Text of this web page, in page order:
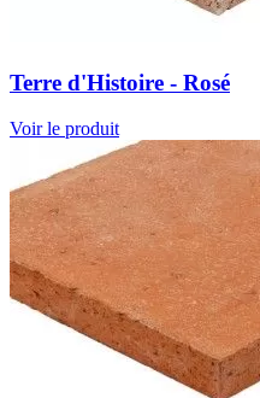
Terre d'Histoire - Rosé
Voir le produit